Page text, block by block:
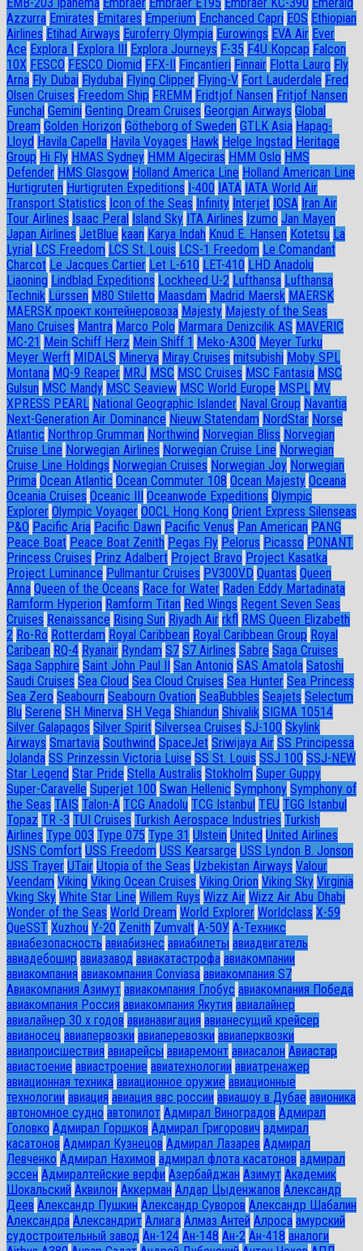
EMB-203 Ipanema Embraer Embraer E195 Embraer KC-390 Emerald
Azzurra Emirates Emitares Emperium Enchanced Capri EOS Ethiopian
Airlines Etihad Airways Euroferry Olympia Eurowings EVA Air Ever
Ace Explora I Explora III Explora Journeys F-35 F4U Корсар Falcon
10X FESCO FESCO Diomid FFX-II Fincantieri Finnair Flotta Lauro Fly
Arna Fly Dubai Flydubai Flying Clipper Flying-V Fort Lauderdale Fred
Olsen Cruises Freedom Ship FREMM Fridtjof Nansen Fritjof Nansen
Funchal Gemini Genting Dream Cruises Georgian Airways Global
Dream Golden Horizon Götheborg of Sweden GTLK Asia Hapag-
Lloyd Havila Capella Havila Voyages Hawk Helge Ingstad Heritage
Group Hi Fly HMAS Sydney HMM Algeciras HMM Oslo HMS
Defender HMS Glasgow Holland America Line Holland American Line
Hurtigruten Hurtigruten Expeditions I-400 IATA IATA World Air
Transport Statistics Icon of the Seas Infinity Interjet IOSA Iran Air
Tour Airlines Isaac Peral Island Sky ITA Airlines Izumo Jan Mayen
Japan Airlines JetBlue kaan Karya Indah Knud E. Hansen Kotetsu La
Lyrial LCS Freedom LCS St. Louis LCS-1 Freedom Le Comandant
Charcot Le Jacques Cartier Let L-610 LET-410 LHD Anadolu
Liaoning Lindblad Expeditions Lockheed U-2 Lufthansa Lufthansa
Technik Lürssen M80 Stiletto Maasdam Madrid Maersk MAERSK
MAERSK проект контейнеровоза Majesty Majesty of the Seas
Mano Cruises Mantra Marco Polo Marmara Denizcilik AS MAVERIC
MC-21 Mein Schiff Herz Mein Shiff 1 Meko-A300 Meyer Turku
Meyer Werft MIDALS Minerva Miray Cruises mitsubishi Moby SPL
Montana MQ-9 Reaper MRJ MSC MSC Cruises MSC Fantasia MSC
Gulsun MSC Mandy MSC Seaview MSC World Europe MSPL MV
XPRESS PEARL National Geographic Islander Naval Group Navantia
Next-Generation Air Dominance Nieuw Statendam NordStar Norse
Atlantic Northrop Grumman Northwind Norvegian Bliss Norvegian
Cruise Line Norwegian Airlines Norwegian Cruise Line Norwegian
Cruise Line Holdings Norwegian Cruises Norwegian Joy Norwegian
Prima Ocean Atlantic Ocean Commuter 108 Ocean Majesty Oceana
Oceania Cruises Oceanic III Oceanwode Expeditions Olympic
Explorer Olympic Voyager OOCL Hong Kong Orient Express Silenseas
P&O Pacific Aria Pacific Dawn Pacific Venus Pan American PANG
Peace Boat Peace Boat Zenith Pegas Fly Pelorus Picasso PONANT
Princess Cruises Prinz Adalbert Project Bravo Project Kasatka
Project Luminance Pullmantur Cruises PV300VD Quantas Queen
Anna Queen of the Oceans Race for Water Raden Eddy Martadinata
Ramform Hyperion Ramform Titan Red Wings Regent Seven Seas
Cruises Renaissance Rising Sun Riyadh Air rkfl RMS Queen Elizabeth
2 Ro-Ro Rotterdam Royal Caribbean Royal Caribbean Group Royal
Caribean RQ-4 Ryanair Ryndam S7 S7 Airlines Sabre Saga Cruises
Saga Sapphire Saint John Paul II San Antonio SAS Amatola Satoshi
Saudi Cruises Sea Cloud Sea Cloud Cruises Sea Hunter Sea Princess
Sea Zero Seabourn Seabourn Ovation SeaBubbles Seajets Selectum
Blu Serene SH Minerva SH Vega Shiandun Shivalik SIGMA 10514
Silver Galapagos Silver Spirit Silversea Cruises SJ-100 Skylink
Airways Smartavia Southwind SpaceJet Sriwijaya Air SS Principessa
Jolanda SS Prinzessin Victoria Luise SS St. Louis SSJ 100 SSJ-NEW
Star Legend Star Pride Stella Australis Stokholm Super Guppy
Super-Caravelle Superjet 100 Swan Hellenic Symphony Symphony of
the Seas TAIS Talon-A TCG Anadolu TCG Istanbul TEU TGG Istanbul
Topaz TR -3 TUI Cruises Turkish Aerospace Industries Turkish
Airlines Type 003 Type 075 Type 31 Ulstein United United Airlines
USNS Comfort USS Freedom USS Kearsarge USS Lyndon B. Jonson
USS Trayer UTair Utopia of the Seas Uzbekistan Airways Valour
Veendam Viking Viking Ocean Cruises Viking Orion Viking Sky Virginia
Vking Sky White Star Line Willem Ruys Wizz Air Wizz Air Abu Dhabi
Wonder of the Seas World Dream World Explorer Worldclass X-59
QueSST Xuzhou Y-20 Zenith Zumvalt А-50У А-Техникс
авиабезопасность авиабизнес авиабилеты авиадвигатель
авиадебошир авиазавод авиакатастрофа авиакомпании
авиакомпания авиакомпания Conviasa авиакомпания S7
Авиакомпания Азимут авиакомпания Глобус авиакомпания Победа
авиакомпания Россия авиакомпания Якутия авиалайнер
авиалайнер 30 х годов авианавигация авианесущий крейсер
авианосец авиапервозки авиаперевозки авиаперквозки
авиапроисшествия авиарейсы авиаремонт авиасалон Авиастар
авиастоение авиастроение авиатехнологии авиатренажер
авиационная техника авиационное оружие авиационные
технологии авиация авиация ввс россии авиашоу в Дубае авионика
автономное судно автопилот Адмирал Виноградов Адмирал
Головко Адмирал Горшков Адмирал Григорович адмирал
касатонов Адмирал Кузнецов Адмирал Лазарев Адмирал
Левченко Адмирал Нахимов адмирал флота касатонов адмирал
эссен Адмиралтейские верфи Азербайджан Азимут Академик
Шокальский Аквилон Аккерман Алдар Цыденжапов Александр
Деев Александр Пушкин Александр Суворов Александр Шабалин
Александра Александрит Алиага Алмаз Антей Алроса амурский
судостроительный завод Ан-124 Ан-148 Ан-2 Ан-418 аналоги